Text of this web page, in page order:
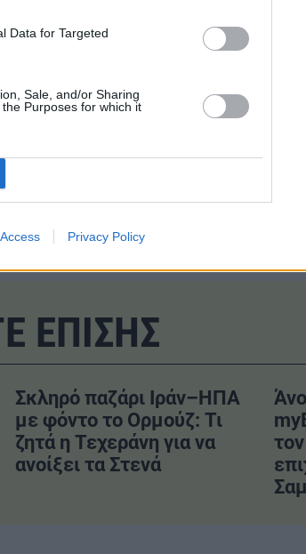
Data for Targeted
Sale, and/or Sharing
Purposes for which it
Privacy Policy
ΕΠΙΣΗΣ
Σκληρό παζάρι Ιράν–ΗΠΑ
με φόντο το Ορμούζ: Τι
ζητά η Τεχεράνη για να
ανοίξει τα Στενά